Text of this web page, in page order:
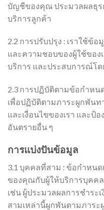
บัญชีของคุณ ประมวลผลธุร
บริการลูกค้า
2.2 การปรับปรุง : เราใช้ข้
และความชอบของผู้ใช้ของ
บริการ และประสบการณ์โ
2.3 การปฏิบัติตามข้อกำหน
เพื่อปฏิบัติตามภาระผูกพัน
และเงื่อนไขของเรา และป้
อันตรายอื่น ๆ
การแบ่งปันข้อมูล
3.1 บุคคลที่สาม : ข้อกำหนด
ของคุณกับผู้ให้บริการบุคค
เช่น ผู้ประมวลผลการชำร
สามเหล่านี้ผูกพันตามภาร